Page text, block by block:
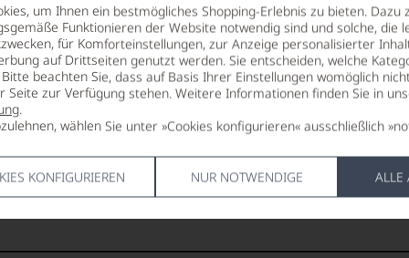
um Ihnen ein bestmögliches Shopping-Erlebnis zu bieten. Dazu
Funktionieren der Website notwendig sind und solche, die
für Komforteinstellungen, zur Anzeige personalisierter
auf Drittseiten genutzt werden. Sie entscheiden, welche
beachten Sie, dass auf Basis Ihrer Einstellungen womöglich
Seite zur Verfügung stehen. Weitere Informationen finden Sie in
.
wählen Sie unter »Cookies konfigurieren« ausschließlich
KONFIGURIEREN NUR NOTWENDIGE ALLE
Punkte:
8 °C
ALKOHOLGEHALT
12,5 % Vol.
RESTSÜSSE
7,1 g/L
2028
Miguel